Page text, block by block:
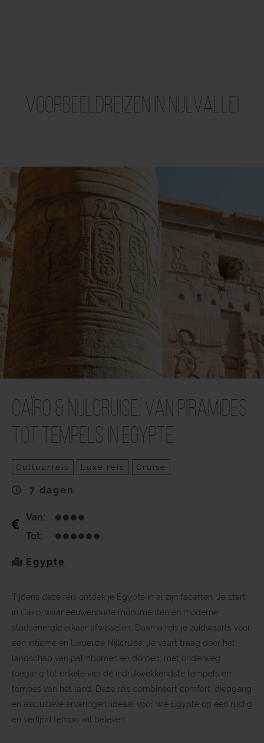
Voorbeeldreizen in Nijlvallei
Caïro & Nijlcruise: van piramides
tot tempels in Egypte
Cultuurreis Luxe reis Cruise
7 dagen
Van:
Tot:
Egypte
Tijdens deze reis ontdek je Egypte in al zijn facetten. Je start
in Caïro, waar eeuwenoude monumenten en moderne
stadsenergie elkaar afwisselen. Daarna reis je zuidwaarts voor
een intieme en luxueuze Nijlcruise. Je vaart traag door het
landschap van palmbomen en dorpen, met onderweg
toegang tot enkele van de indrukwekkendste tempels en
tombes van het land. Deze reis combineert comfort, diepgang
en exclusieve ervaringen, ideaal voor wie Egypte op een rustig
en verfijnd tempo wil beleven.